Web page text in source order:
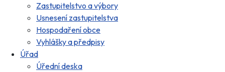
Zastupitelstvo a výbory
Usnesení zastupitelstva
Hospodaření obce
Vyhlášky a předpisy
Úřad
Úřední deska